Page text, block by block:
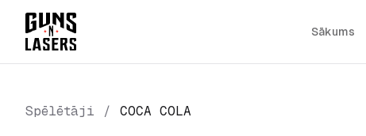
Sākums
Spēlētāji / COCA COLA